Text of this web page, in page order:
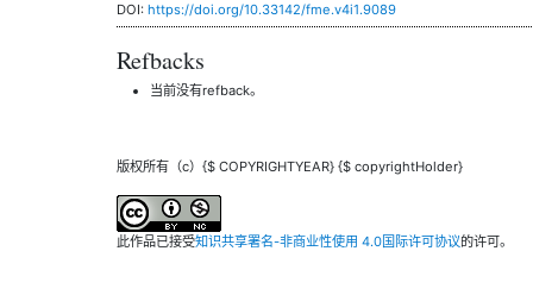
DOI: https://doi.org/10.33142/fme.v4i1.9089
Refbacks
当前没有refback。
版权所有（c）{$ COPYRIGHTYEAR} {$ copyrightHolder}
此作品已接受知识共享署名-非商业性使用 4.0国际许可协议的许可。